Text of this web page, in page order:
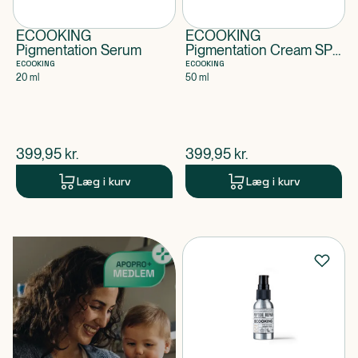
ECOOKING
Pigmentation Serum
ECOOKING
20 ml
$nuværende pris
399,95 kr.
Læg i kurv
ECOOKING
Pigmentation Cream SPF
30
ECOOKING
50 ml
$nuværende pris
399,95 kr.
Læg i kurv